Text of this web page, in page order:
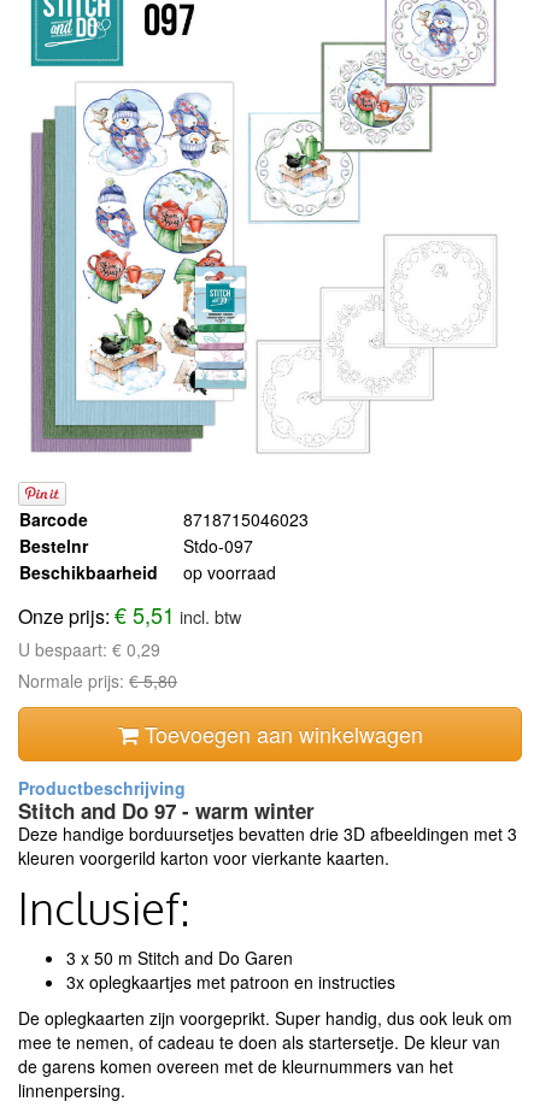
Barcode
8718715046023
Bestelnr
Stdo-097
Beschikbaarheid
op voorraad
Onze prijs: € 5,51 incl. btw
U bespaart: € 0,29
Normale prijs: € 5,80
Toevoegen aan winkelwagen
Stitch and Do 97 - warm winter
Deze handige borduursetjes bevatten drie 3D afbeeldingen met 3
kleuren voorgerild karton voor vierkante kaarten.
Inclusief:
3 x 50 m Stitch and Do Garen
3x oplegkaartjes met patroon en instructies
De oplegkaarten zijn voorgeprikt. Super handig, dus ook leuk om
mee te nemen, of cadeau te doen als startersetje. De kleur van
de garens komen overeen met de kleurnummers van het
linnenpersing.